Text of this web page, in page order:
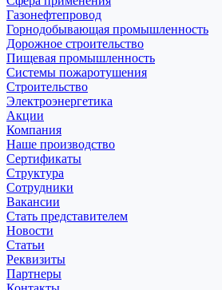
Газонефтепровод
Горнодобывающая промышленность
Дорожное строительство
Пищевая промышленность
Системы пожаротушения
Строительство
Электроэнергетика
Акции
Компания
Наше производство
Сертификаты
Структура
Сотрудники
Вакансии
Стать представителем
Новости
Статьи
Реквизиты
Партнеры